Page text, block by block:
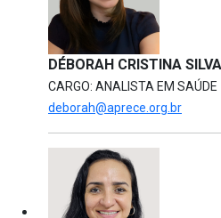
DÉBORAH CRISTINA
CARGO: ANALISTA EM SAÚDE
deborah@aprece.org.br